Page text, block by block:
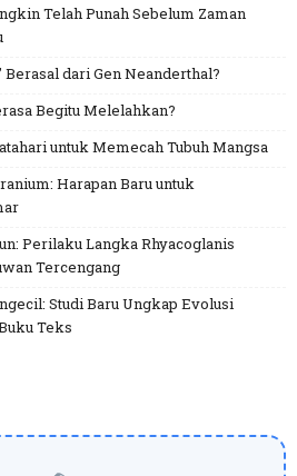
Telah Punah Sebelum Zaman
dari Gen Neanderthal?
Begitu Melelahkan?
untuk Memecah Tubuh Mangsa
Harapan Baru untuk
Perilaku Langka Rhyacoglanis
Tercengang
Studi Baru Ungkap Evolusi
Teks